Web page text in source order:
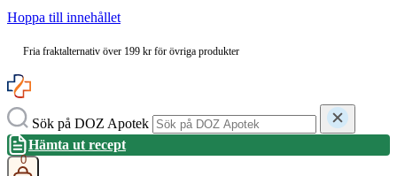
Hoppa till innehållet
Fria fraktalternativ över 199 kr för övriga produkter
Sök på DOZ Apotek
Hämta ut recept
0